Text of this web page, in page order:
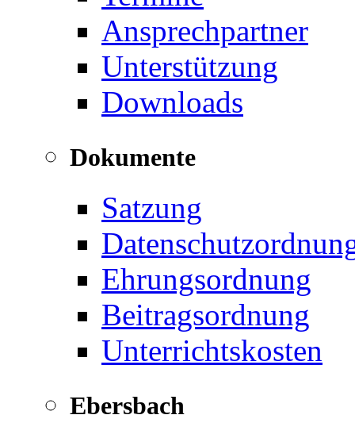
Ansprechpartner
Unterstützung
Downloads
Dokumente
Satzung
Ehrungsordnung
Beitragsordnung
Unterrichtskosten
Ebersbach